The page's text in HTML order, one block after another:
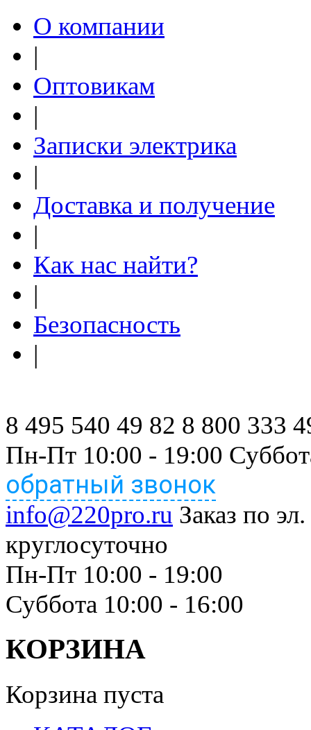
О компании
|
Оптовикам
|
Записки электрика
|
Доставка и получение
|
Как нас найти?
|
Безопасность
|
8 495 540 49 82 8 800 333
Пн-Пт 10:00 - 19:00
обратный звонок
info@220pro.ru Заказ по
круглосуточно
Пн-Пт 10:00 - 19:00
Суббота 10:00 - 16:00
КОРЗИНА
Корзина пуста